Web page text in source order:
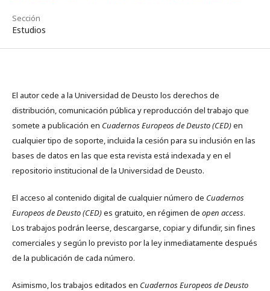
Sección
Estudios
El autor cede a la Universidad de Deusto los derechos de
distribución, comunicación pública y reproducción del trabajo que
somete a publicación en Cuadernos Europeos de Deusto (CED)en
cualquier tipo de soporte, incluida la cesión para su inclusión en las
bases de datos en las que esta revista está indexada y en el
repositorio institucional de la Universidad de Deusto.
El acceso al contenido digital de cualquier número de Cuadernos
Europeos de Deusto (CED)es gratuito, en régimen de open access.
Los trabajos podrán leerse, descargarse, copiar y difundir, sin fines
comerciales y según lo previsto por la ley inmediatamente después
de la publicación de cada número.
Asimismo, los trabajos editados en Cuadernos Europeos de Deusto